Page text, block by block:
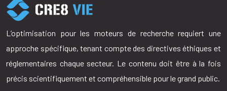
L’optimisation pour les moteurs de recherche requiert une
approche spécifique, tenant compte des directives éthiques et
réglementaires chaque secteur. Le contenu doit être à la fois
précis scientifiquement et compréhensible pour le grand public.